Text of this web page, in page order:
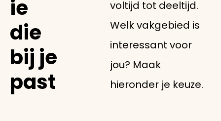
ie
die
bij je
past
voltijd tot deeltijd.
Welk vakgebied is
interessant voor
jou? Maak
hieronder je keuze.